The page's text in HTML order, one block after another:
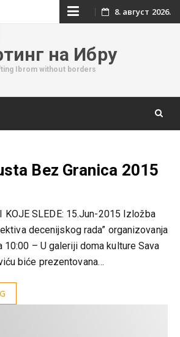
Skip
content
8. август 2026.
на Ибру
Ibrom without borders
Bez Granica 2015
KOJE SLEDE: 15.Jun-2015 Izložba
decenijskog rada” organizovanja
10:00 – U galeriji doma kulture Sava
biće prezentovana…